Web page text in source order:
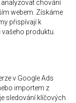
analyzovat chování
webem. Získáme
přispívají k
produktu.
v Google Ads
importem z
sledování klíčových